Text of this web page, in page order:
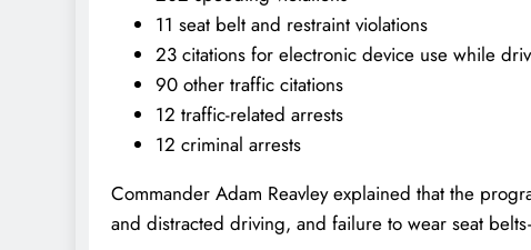
11 seat belt and restraint violations
23 citations for electronic device use while
90 other traffic citations
12 traffic-related arrests
12 criminal arrests
Commander Adam Reavley explained that the
and distracted driving, and failure to wear seat